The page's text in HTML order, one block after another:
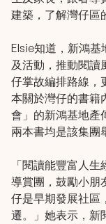
建築，了解灣仔區
Elsie知道，新鴻
及活動，推動閱讀
仔掌故編排路線，
本關於灣仔的書籍
會」的新鴻基地產
兩本書均是該集團
「閱讀能豐富人
導賞團，鼓勵小朋
仔是早期發展社區
遷。」她表示，新